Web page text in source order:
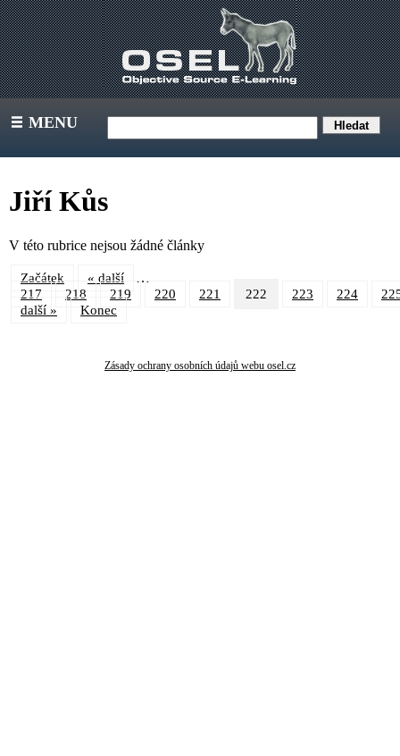
III MENU
Jiří Kůs
V této rubrice nejsou žádné články
Začátek « další …
217 218 219 220 221 222 223 224
další »
Konec
Zásady ochrany osobních údajů webu osel.cz